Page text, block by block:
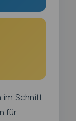
im Schnitt
für